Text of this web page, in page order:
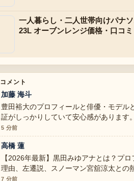
一人暮らし・二人世帯向けパナ
23L オーブンレンジ価格・口コ
メント
加藤 海斗
豊田裕大のプロフィールと俳優・モデル
証がしっかりしていて安心感があります。
5 分前
高橋 蓮
【2026年最新】黒田みゆアナとは？プ
理由、左遷説、スノーマン宮舘涼太との
とても分かりやすいです。今日の中でも
7 分前